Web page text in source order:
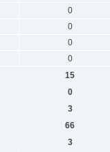
0
0
0
0
15
0
3
66
3